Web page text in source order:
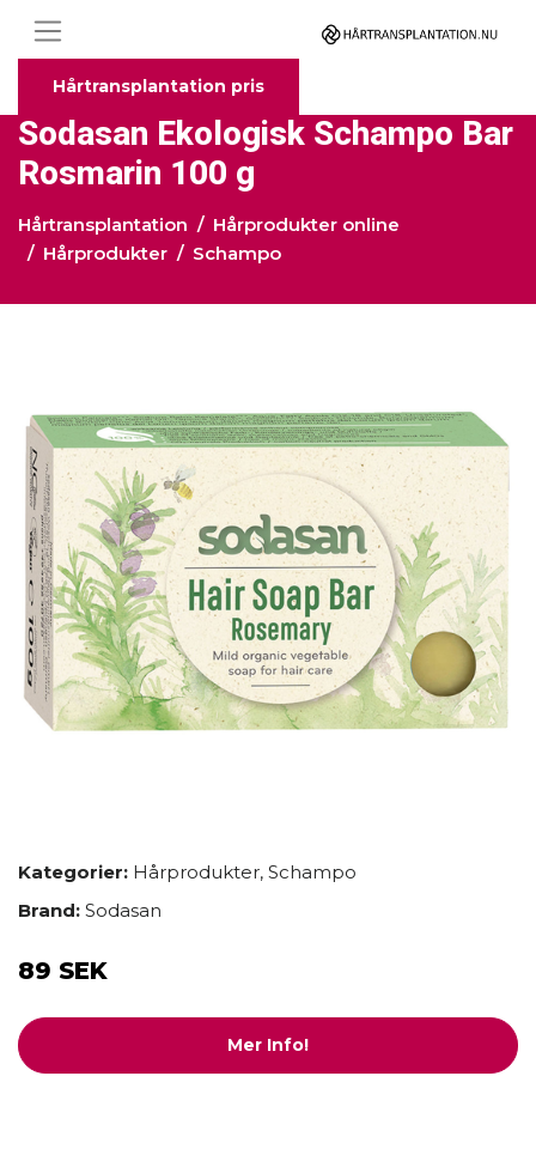
Hårtransplantation pris
Sodasan Ekologisk Schampo Bar
Rosmarin 100 g
Hårtransplantation
Hårprodukter online
Hårprodukter
Schampo
Kategorier: Hårprodukter, Schampo
Brand: Sodasan
89 SEK
Mer Info!